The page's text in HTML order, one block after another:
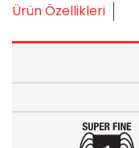
Ürün Özellikleri